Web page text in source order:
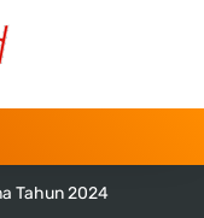
Tahun 2024